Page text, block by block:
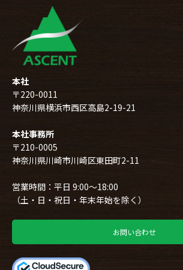
本社
〒220-0011
神奈川県横浜市西区高島2-19-21
本社事務所
〒210-0005
神奈川県川崎市川崎区東田町2-11
営業時間：平日 9:00～18:00
（土・日・祝日・年末年始を除く）
お問い合わせ